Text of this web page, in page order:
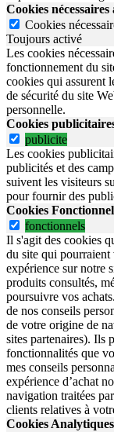
Cookies
Cookies
Toujours activé
Les cookies
fonctionnement du
cookies qui assurent
de sécurité du site
personnelle.
Cookies
publicite
Les cookies
publicités et des
suivent les visiteurs
pour fournir des
Cookies
fonctionnels
Il s'agit des cookies
du site qui pourraient
expérience sur notre
produits consultés,
poursuivre vos
de nos conseils
de votre origine de
sites partenaires). Ils
fonctionnalités que
mes conseils
expérience d’achat
navigation traitées
clients relatives à
Cookies Analytiques